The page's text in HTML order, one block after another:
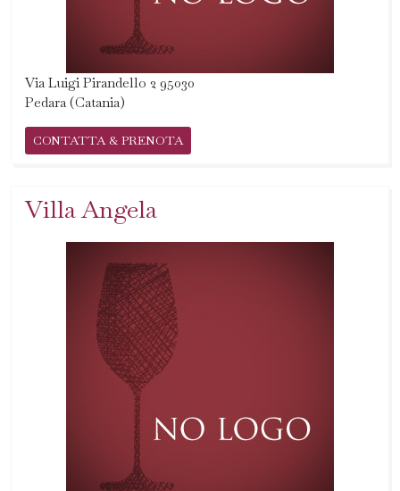
Via Luigi Pirandello 2 95030
Pedara (Catania)
CONTATTA & PRENOTA
Villa Angela